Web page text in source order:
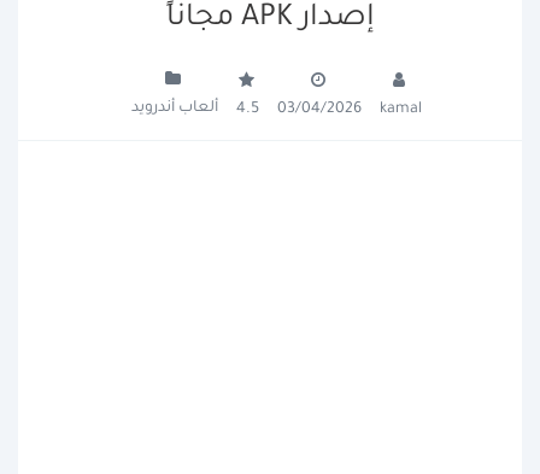
إصدار APK مجاناً
kamal
03/04/2026
4.5 ألعاب أندرويد